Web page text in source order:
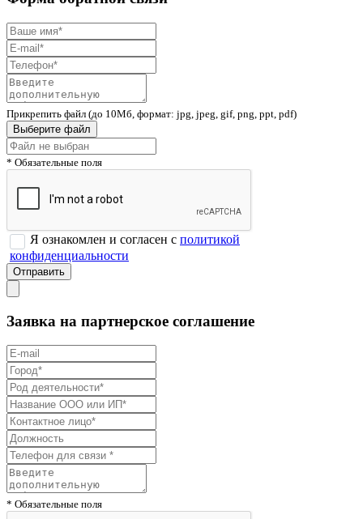
Прикрепить файл (до 10Мб, формат: jpg, jpeg, gif, png, ppt, pdf)
Выберите файл
* Обязательные поля
Я ознакомлен и согласен с политикой
конфиденциальности
Заявка на партнерское соглашение
* Обязательные поля